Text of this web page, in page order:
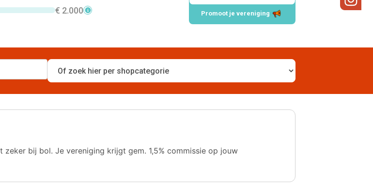
€ 2.000 Promoot je vereniging
bij bol. Je vereniging krijgt gem. 1,5% commissie op jouw